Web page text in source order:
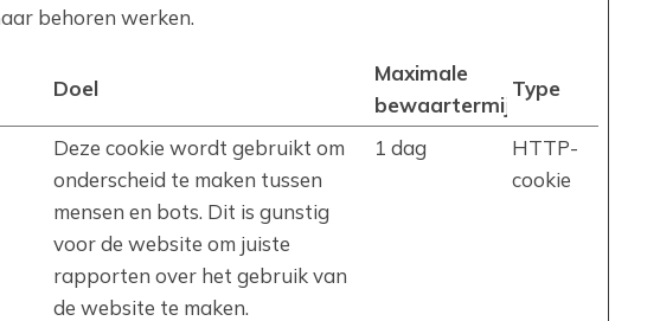
behoren werken.
Doel
Maximale
bewaartermijn
Type
Deze cookie wordt gebruikt om
onderscheid te maken tussen
mensen en bots. Dit is gunstig
voor de website om juiste
rapporten over het gebruik van
de website te maken.
1 dag
HTTP-
cookie